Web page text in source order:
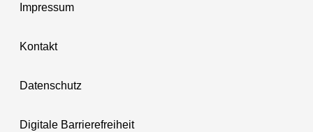
Impressum
Kontakt
Datenschutz
Digitale Barrierefreiheit